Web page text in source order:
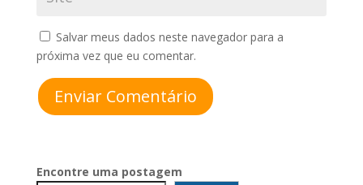
Salvar meus dados neste navegador para a
próxima vez que eu comentar.
Enviar Comentário
Encontre uma postagem